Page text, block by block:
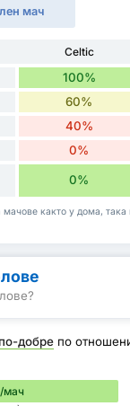
мач
Celtic
100%
60%
40%
0%
0%
както у дома, така
по-добре по
мач